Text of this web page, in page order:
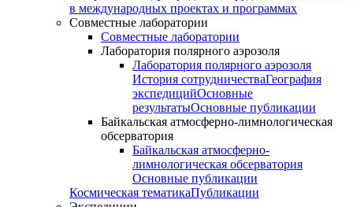
в международных проектах и программах
Совместные лаборатории
Совместные лаборатории
Лаборатория полярного аэрозоля
Лаборатория полярного аэрозоля
История сотрудничестваГеография
экспедицийОсновные
результатыОсновные публикации
Байкальская атмосферно-лимнологическая
обсерватория
Байкальская атмосферно-
лимнологическая обсерватория
Основные публикации
Космическая тематикаПубликации